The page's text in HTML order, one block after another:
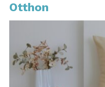
Otthon